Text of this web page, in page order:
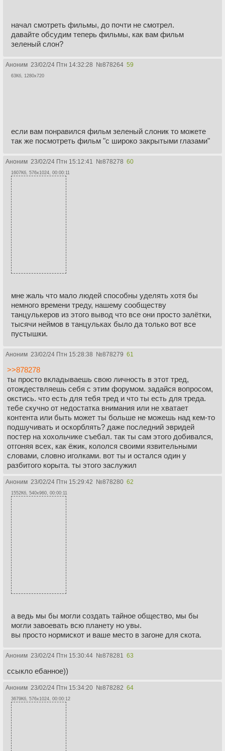
начал смотреть фильмы, до почти не смотрел.
давайте обсудим теперь фильмы, как вам фильм
зеленый слон?
Аноним 23/02/24 Птн 14:32:28 №878264 59
63Кб, 1280x720
если вам понравился фильм зеленый слоник то можете
так же посмотреть фильм "с широко закрытыми глазами"
Аноним 23/02/24 Птн 15:12:41 №878278 60
1607Кб, 576x1024, 00:00:11
мне жаль что мало людей способны уделять хотя бы
немного времени треду, нашему сообществу
танцулькеров из этого вывод что все они просто залётки,
тысячи неймов в танцульках было да только вот все
пустышки.
Аноним 23/02/24 Птн 15:28:38 №878279 61
>>878278
ты просто вкладываешь свою личность в этот тред,
отождествляешь себя с этим форумом. задайся вопросом,
окстись. что есть для тебя тред и что ты есть для треда.
тебе скучно от недостатка внимания или не хватает
контента или быть может ты больше не можешь над кем-то
подшучивать и оскорблять? даже последний эвридей
постер на хохольчике съебал. так ты сам этого добивался,
отгоняя всех, как ëжик, кололся своими язвительными
словами, словно иголками. вот ты и остался один у
разбитого корыта. ты этого заслужил
Аноним 23/02/24 Птн 15:29:42 №878280 62
1552Кб, 540x960, 00:00:11
а ведь мы бы могли создать тайное общество, мы бы
могли завоевать всю планету но увы.
вы просто нормискот и ваше место в загоне для скота.
Аноним 23/02/24 Птн 15:30:44 №878281 63
ссыкло ебанное))
Аноним 23/02/24 Птн 15:34:20 №878282 64
3679Кб, 576x1024, 00:00:12